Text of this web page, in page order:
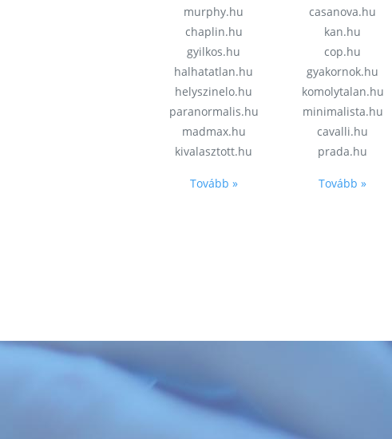
murphy.hu
chaplin.hu
gyilkos.hu
halhatatlan.hu
helyszinelo.hu
paranormalis.hu
madmax.hu
kivalasztott.hu
Tovább »
casanova.hu
kan.hu
cop.hu
gyakornok.hu
komolytalan.hu
minimalista.hu
cavalli.hu
prada.hu
Tovább »